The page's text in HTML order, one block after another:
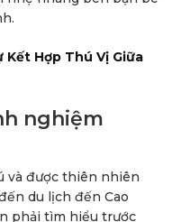
Hợp Thú Vị Giữa
nghiệm
và được thiên nhiên
du lịch đến Cao
phải tìm hiểu trước